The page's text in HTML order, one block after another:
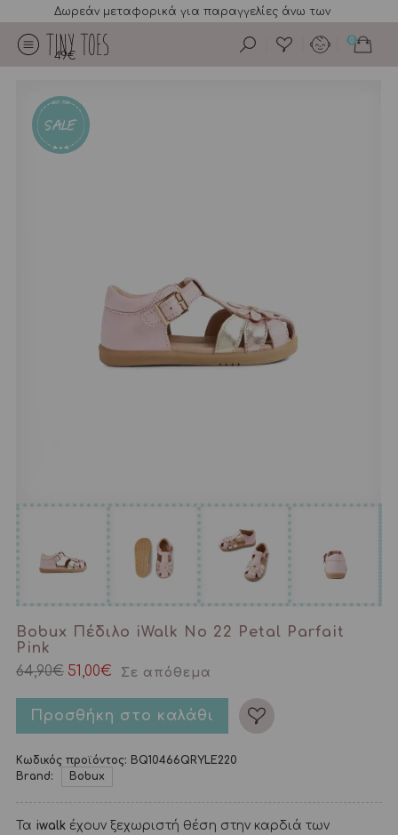
Δωρεάν μεταφορικά για παραγγελίες άνω των
49€
0
Bobux Πέδιλο iWalk No 22 Petal Parfait
Pink
64,90€ Original
price
64,90€.
51,00€Η
τρέχουσα
είναι:
51,00€.
Σε απόθεμα
Προσθήκη στο καλάθι
Κωδικός προϊόντος: BQ10466QRYLE220
Brand:
Bobux
Τα iwalkέχουν ξεχωριστή θέση στην καρδιά των